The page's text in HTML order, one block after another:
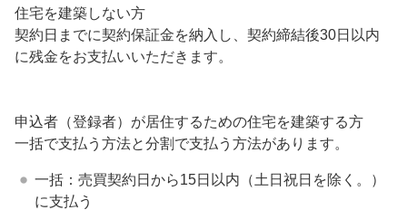
住宅を建築しない方
契約日までに契約保証金を納入し、契約締結後30日以内
に残金をお支払いいただきます。
申込者（登録者）が居住するための住宅を建築する方
一括で支払う方法と分割で支払う方法があります。
一括：売買契約日から15日以内（土日祝日を除く。）
に支払う